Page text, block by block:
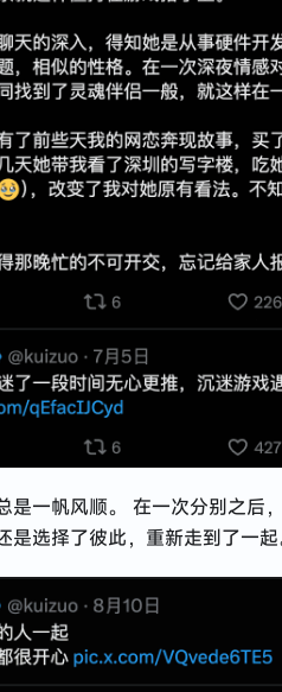
是一帆风顺。 在一次分别之后
是选择了彼此，重新走到了一起